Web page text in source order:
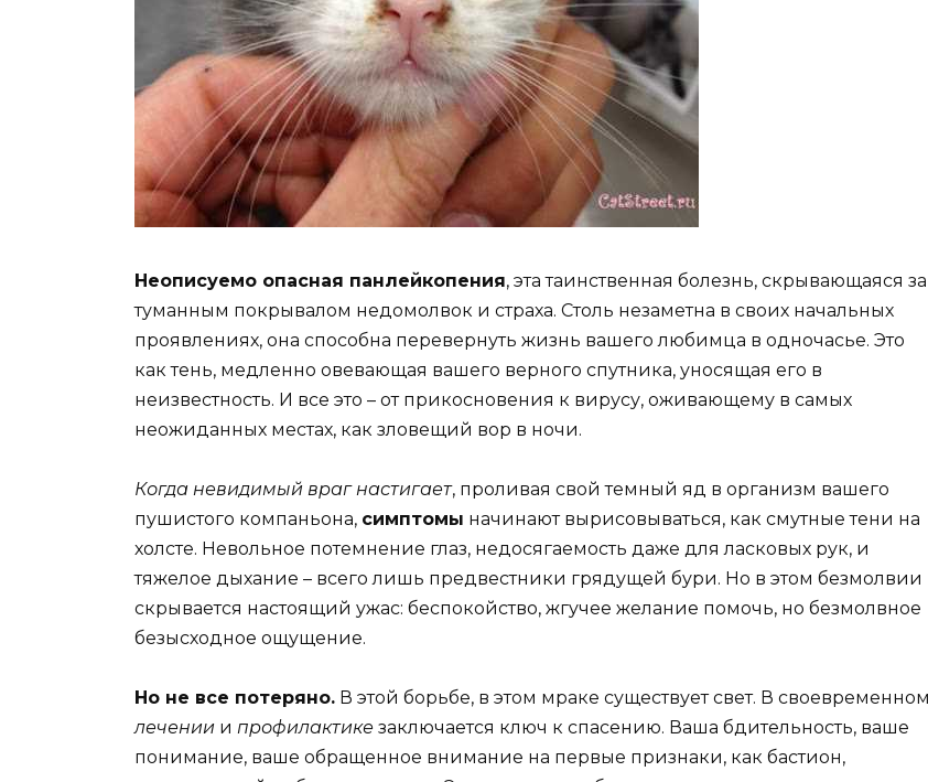
Неописуемо опасная панлейкопения, эта таинственная болезнь, скрывающаяся за
туманным покрывалом недомолвок и страха. Столь незаметна в своих начальных
проявлениях, она способна перевернуть жизнь вашего любимца в одночасье. Это
как тень, медленно овевающая вашего верного спутника, уносящая его в
неизвестность. И все это – от прикосновения к вирусу, оживающему в самых
неожиданных местах, как зловещий вор в ночи.
Когда невидимый враг настигает, проливая свой темный яд в организм вашего
пушистого компаньона, симптомы начинают вырисовываться, как смутные тени на
холсте. Невольное потемнение глаз, недосягаемость даже для ласковых рук, и
тяжелое дыхание – всего лишь предвестники грядущей бури. Но в этом безмолвии
скрывается настоящий ужас: беспокойство, жгучее желание помочь, но безмолвное
безысходное ощущение.
Но не все потеряно. В этой борьбе, в этом мраке существует свет. В своевременном
лечении и профилактике заключается ключ к спасению. Ваша бдительность, ваше
понимание, ваше обращенное внимание на первые признаки, как бастион,